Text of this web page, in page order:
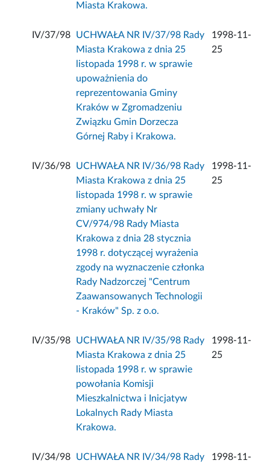
Miasta Krakowa.
IV/37/98
UCHWAŁA NR IV/37/98 Rady
Miasta Krakowa z dnia 25
listopada 1998 r. w sprawie
upoważnienia do
reprezentowania Gminy
Kraków w Zgromadzeniu
Związku Gmin Dorzecza
Górnej Raby i Krakowa.
1998-11-
25
IV/36/98
UCHWAŁA NR IV/36/98 Rady
Miasta Krakowa z dnia 25
listopada 1998 r. w sprawie
zmiany uchwały Nr
CV/974/98 Rady Miasta
Krakowa z dnia 28 stycznia
1998 r. dotyczącej wyrażenia
zgody na wyznaczenie członka
Rady Nadzorczej "Centrum
Zaawansowanych Technologii
- Kraków" Sp. z o.o.
1998-11-
25
IV/35/98
UCHWAŁA NR IV/35/98 Rady
Miasta Krakowa z dnia 25
listopada 1998 r. w sprawie
powołania Komisji
Mieszkalnictwa i Inicjatyw
Lokalnych Rady Miasta
Krakowa.
1998-11-
25
IV/34/98 UCHWAŁA NR IV/34/98 Rady 1998-11-